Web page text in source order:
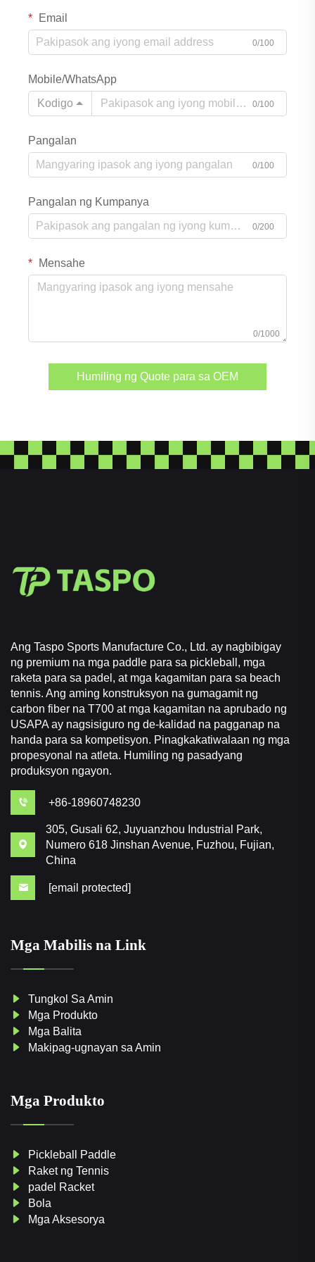
Email
0/100
Mobile/WhatsApp
Kodigo
0/100
Pangalan
0/100
Pangalan ng Kumpanya
0/200
Mensahe
0/1000
Humiling ng Quote para sa OEM
Ang Taspo Sports Manufacture Co., Ltd. ay nagbibigay
ng premium na mga paddle para sa pickleball, mga
raketa para sa padel, at mga kagamitan para sa beach
tennis. Ang aming konstruksyon na gumagamit ng
carbon fiber na T700 at mga kagamitan na aprubado ng
USAPA ay nagsisiguro ng de-kalidad na pagganap na
handa para sa kompetisyon. Pinagkakatiwalaan ng mga
propesyonal na atleta. Humiling ng pasadyang
produksyon ngayon.
+86-18960748230
305, Gusali 62, Juyuanzhou Industrial Park,
Numero 618 Jinshan Avenue, Fuzhou, Fujian,
China
[email protected]
Mga Mabilis na Link
Tungkol Sa Amin
Mga Produkto
Mga Balita
Makipag-ugnayan sa Amin
Mga Produkto
Pickleball Paddle
Raket ng Tennis
padel Racket
Bola
Mga Aksesorya